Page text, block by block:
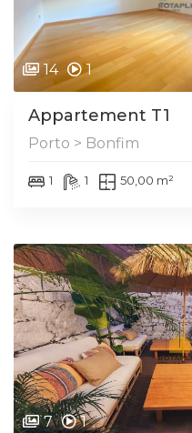
14 1
Appartement T1
Porto > Bonfim
1 1 50,00 m²
7 1